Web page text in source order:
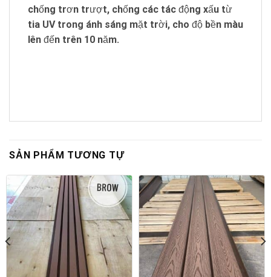
chống trơn trượt, chống các tác động xấu từ
tia UV trong ánh sáng mặt trời, cho độ bền màu
lên đến trên 10 năm.
SẢN PHẨM TƯƠNG TỰ